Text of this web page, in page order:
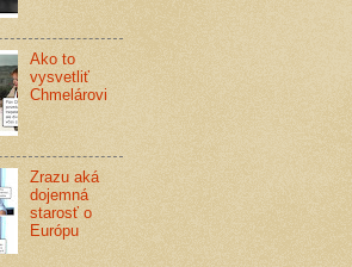
Ako to
vysvetliť
Chmelárovi
Zrazu aká
dojemná
starosť o
Európu